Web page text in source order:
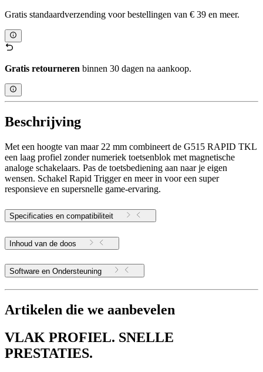
Gratis standaardverzending voor bestellingen van € 39 en meer.
Gratis retourneren binnen 30 dagen na aankoop.
Beschrijving
Met een hoogte van maar 22 mm combineert de G515 RAPID TKL
een laag profiel zonder numeriek toetsenblok met magnetische
analoge schakelaars. Pas de toetsbediening aan naar je eigen
wensen. Schakel Rapid Trigger en meer in voor een super
responsieve en supersnelle game-ervaring.
Specificaties en compatibiliteit
Inhoud van de doos
Software en Ondersteuning
Artikelen die we aanbevelen
VLAK PROFIEL. SNELLE
PRESTATIES.